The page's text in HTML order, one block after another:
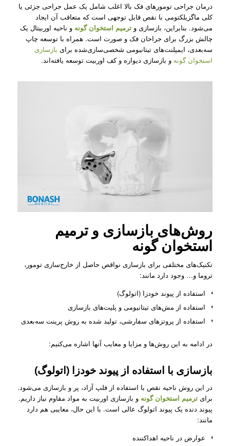
درمان جراحی تومورهای فک بالا اغلب شامل یک عمل جراحی جزئی یا
کلی ماگزیلکتومی با نقص قابل توجهی است که متعاقب آن ایجاد
می‌شود. بنابراین، بازسازی و ترمیم استخوان گونه و ناحیه اوربیتال یک
چالش بزرگ برای جراحان فک و صورت است. همراه با توسعه چاپ
سه‌بعدی، ایمپلنت‌های تیتانیومی شخصی‌سازی‌شده برای بازسازی
استخوان گونه و بازسازی دیواره و کف اوربیت توسعه یافته‌اند.
روش‌های بازسازی و ترمیم
استخوان گونه
تکنیک‌های مختلفی برای بازسازی نواقص حاصل از خارج‌سازی تومور،
تروما و… وجود دارد مانند:
استفاده از پیوند خودزا (اتولوگ)
استفاده از مش‌های تیتانیومی و پلیت‌های بازسازی
استفاده از پروتزهای سفارشی، تولید شده به روش پرینت سه‌بعدی
در ادامه به این روش‌ها و مزایا و معایب آنها اشاره می‌کنیم:
بازسازی با استفاده از پیوند خودزا (اتولوگ)
در این روش ناحیه نقص با استفاده از فلپ آزاد، پر و بازسازی می‌شود.
برای ترمیم استخوان گونه و بازسازی اوربیت به مواد مقاوم نیاز داریم.
پیوند دنده یک پیوند اتولوگ عالی است. با این حال، معایبی هم دارد
مانند:
عوارض در ناحیه اهداکننده